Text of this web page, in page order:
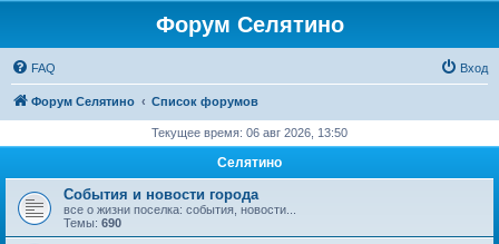
Форум Селятино
FAQ Вход
Форум Селятино Список форумов
Текущее время: 06 авг 2026, 13:50
Селятино
События и новости города
все о жизни поселка: события, новости...
Темы: 690